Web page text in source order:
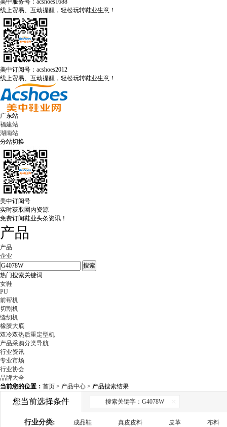
美中服务号：acshoes1688
线上贸易、互动提醒，轻松玩转鞋业生意！
美中订阅号：acshoes2012
线上贸易、互动提醒，轻松玩转鞋业生意！
广东站
福建站
湖南站
分站切换
美中订阅号
实时获取圈内资源
免费订阅鞋业头条资讯！
产品
产品
企业
热门搜索关键词
女鞋
PU
前帮机
切割机
缝纫机
橡胶大底
双冷双热后重定型机
产品采购分类导航
行业资讯
专业市场
行业协会
品牌大全
当前您的位置： 首页 > 产品中心 > 产品搜索结果
您当前选择条件 搜索关键字：G4078W
行业分类: 成品鞋 真皮皮料 皮革 布料